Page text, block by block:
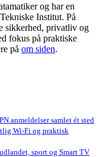
og har en
Institut. På
sikkerhed, privatliv og
fokus på praktiske
på om siden.
anmeldelser samlet ét sted
Wi-Fi og praktisk
sport og Smart TV